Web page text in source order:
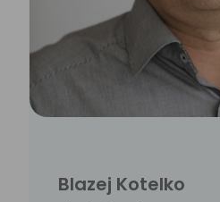
Blazej Kotelko